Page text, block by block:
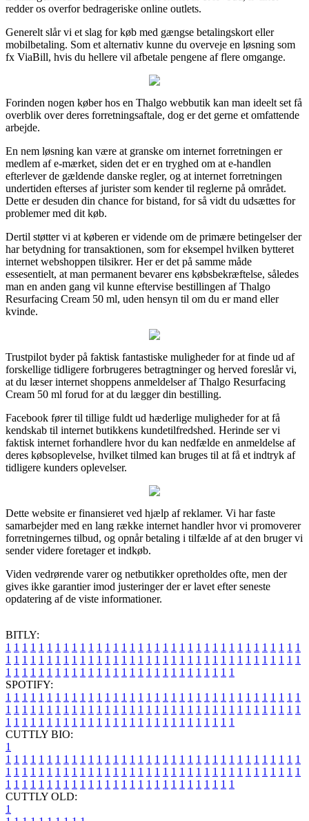
redder os overfor bedrageriske online outlets.
Generelt slår vi et slag for køb med gængse betalingskort eller
mobilbetaling. Som et alternativ kunne du overveje en løsning som
fx ViaBill, hvis du hellere vil afbetale pengene af flere omgange.
Forinden nogen køber hos en Thalgo webbutik kan man ideelt set få
overblik over deres forretningsaftale, dog er det gerne et omfattende
arbejde.
En nem løsning kan være at granske om internet forretningen er
medlem af e-mærket, siden det er en tryghed om at e-handlen
efterlever de gældende danske regler, og at internet forretningen
undertiden efterses af jurister som kender til reglerne på området.
Dette er desuden din chance for bistand, for så vidt du udsættes for
problemer med dit køb.
Dertil støtter vi at køberen er vidende om de primære betingelser der
har betydning for transaktionen, som for eksempel hvilken bytteret
internet webshoppen tilsikrer. Her er det på samme måde
essesentielt, at man permanent bevarer ens købsbekræftelse, således
man en anden gang vil kunne eftervise bestillingen af Thalgo
Resurfacing Cream 50 ml, uden hensyn til om du er mand eller
kvinde.
Trustpilot byder på faktisk fantastiske muligheder for at finde ud af
forskellige tidligere forbrugeres betragtninger og herved foreslår vi,
at du læser internet shoppens anmeldelser af Thalgo Resurfacing
Cream 50 ml forud for at du lægger din bestilling.
Facebook fører til tillige fuldt ud hæderlige muligheder for at få
kendskab til internet butikkens kundetilfredshed. Herinde ser vi
faktisk internet forhandlere hvor du kan nedfælde en anmeldelse af
deres købsoplevelse, hvilket tilmed kan bruges til at få et indtryk af
tidligere kunders oplevelser.
Dette website er finansieret ved hjælp af reklamer. Vi har faste
samarbejder med en lang række internet handler hvor vi promoverer
forretningernes tilbud, og opnår betaling i tilfælde af at den bruger vi
sender videre foretager et indkøb.
Viden vedrørende varer og netbutikker opretholdes ofte, men der
gives ikke garantier imod justeringer der er lavet efter seneste
opdatering af de viste informationer.
BITLY:
1 1 1 1 1 1 1 1 1 1 1 1 1 1 1 1 1 1 1 1 1 1 1 1 1 1 1 1 1 1 1 1 1 1 1 1
1 1 1 1 1 1 1 1 1 1 1 1 1 1 1 1 1 1 1 1 1 1 1 1 1 1 1 1 1 1 1 1 1 1 1 1
1 1 1 1 1 1 1 1 1 1 1 1 1 1 1 1 1 1 1 1 1 1 1 1 1 1 1 1
SPOTIFY:
1 1 1 1 1 1 1 1 1 1 1 1 1 1 1 1 1 1 1 1 1 1 1 1 1 1 1 1 1 1 1 1 1 1 1 1
1 1 1 1 1 1 1 1 1 1 1 1 1 1 1 1 1 1 1 1 1 1 1 1 1 1 1 1 1 1 1 1 1 1 1 1
1 1 1 1 1 1 1 1 1 1 1 1 1 1 1 1 1 1 1 1 1 1 1 1 1 1 1 1
CUTTLY BIO:
1
1 1 1 1 1 1 1 1 1 1 1 1 1 1 1 1 1 1 1 1 1 1 1 1 1 1 1 1 1 1 1 1 1 1 1 1
1 1 1 1 1 1 1 1 1 1 1 1 1 1 1 1 1 1 1 1 1 1 1 1 1 1 1 1 1 1 1 1 1 1 1 1
1 1 1 1 1 1 1 1 1 1 1 1 1 1 1 1 1 1 1 1 1 1 1 1 1 1 1 1
CUTTLY OLD:
1